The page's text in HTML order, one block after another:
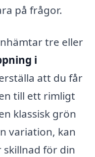
på frågor.
tre eller
i
att du får
till ett rimligt
klassisk grön
variation, kan
för din